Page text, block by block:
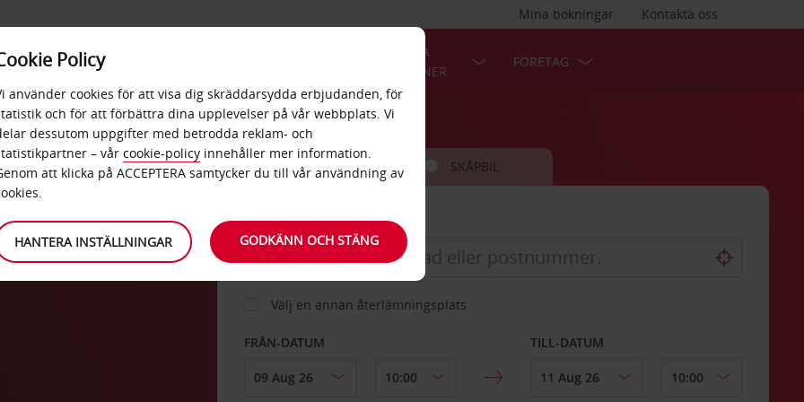
Kontakta oss
Mina bokningar
ERBJUDANDEN
POPULÄRA
DESTINATIONER
FÖRETAG
BIL SKÅPBIL
HÄMTA FRÅN
Välj en annan återlämningsplats
FRÅN-DATUM TILL-DATUM
Policy
använder cookies för att visa dig skräddarsydda erbjudanden, för
och för att förbättra dina upplevelser på vår webbplats. Vi
dessutom uppgifter med betrodda reklam- och
– vår cookie-policy innehåller mer information.
att klicka på ACCEPTERA samtycker du till vår användning av
HANTERA INSTÄLLNINGAR GODKÄNN OCH STÄNG